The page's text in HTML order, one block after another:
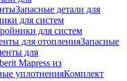
Запасные детали для
для систем
для систем
для отопленияЗапасные
для
Mapress из
уплотненияКомплект